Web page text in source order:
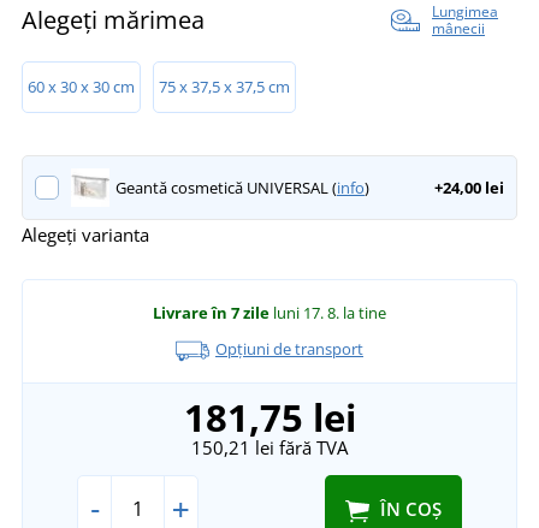
Alegeți mărimea
Lungimea
mânecii
60 x 30 x 30 cm 75 x 37,5 x 37,5 cm
Geantă cosmetică UNIVERSAL (info) +24,00 lei
Alegeți varianta
Livrare în 7 zile luni 17. 8. la tine
Opțiuni de transport
181,75 lei
150,21 lei fără TVA
- + ÎN COȘ